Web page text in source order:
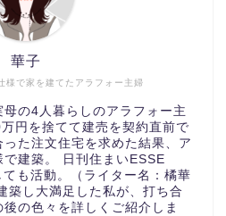
様で家を建てたアラフォー主婦
華子
の4人暮らしのアラフォー主
円を捨てて建売を契約直前で
た注文住宅を求めた結果、ア
建築。 日刊住まいESSE
も活動。（ライター名：橘華
築し大満足した私が、打ち合
の色々を詳しくご紹介しま